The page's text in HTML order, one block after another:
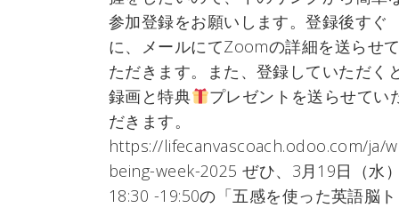
参加登録をお願いします。登録後すぐ
に、メールにてZoomの詳細を送らせ
ただきます。また、登録していただく
録画と特典
プレゼントを送らせてい
だきます。
https://lifecanvascoach.odoo.com/ja/
being-week-2025 ぜひ、3月19日（水）
18:30 -19:50の「五感を使った英語脳ト